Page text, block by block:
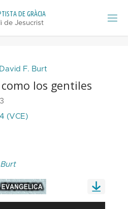
TISTADE GRÀCIA
de Jesucrist
David F. Burt
los gentiles
(VCE)